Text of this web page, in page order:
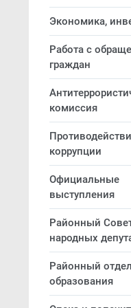
Экономика,
Работа с
граждан
комиссия
коррупции
Официальные
выступления
Районный
народных
Районный отдел
образования